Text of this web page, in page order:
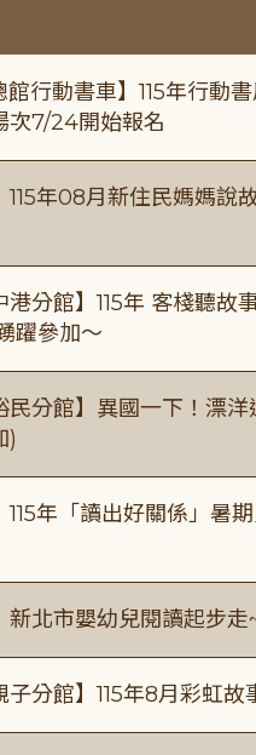
館行動書車】115年行動
次7/24開始報名
115年08月新住民媽媽
港分館】115年 客棧聽
躍參加～
民分館】異國一下！漂
)
115年「讀出好關係」
新北市嬰幼兒閱讀起步
子分館】115年8月彩虹故